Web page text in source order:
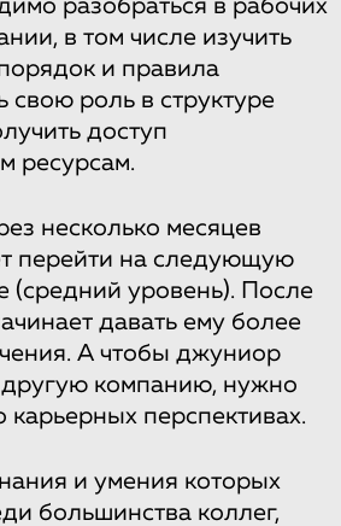
разобраться в рабочих
в том числе изучить
и правила
свою роль в структуре
доступ
ресурсам.
несколько месяцев
перейти на следующую
(средний уровень). После
давать ему более
А чтобы джуниор
компанию, нужно
карьерных перспективах.
и умения которых
большинства коллег,